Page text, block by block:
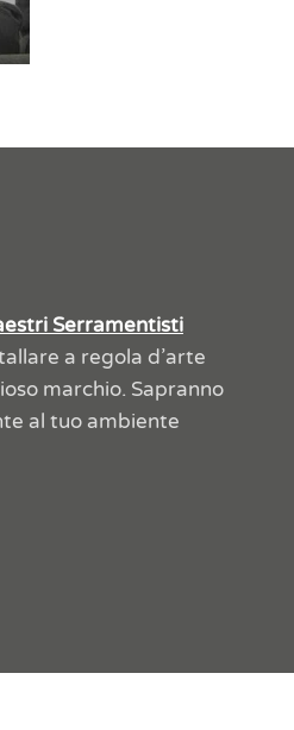
Serramentisti
a regola d’arte
marchio. Sapranno
al tuo ambiente